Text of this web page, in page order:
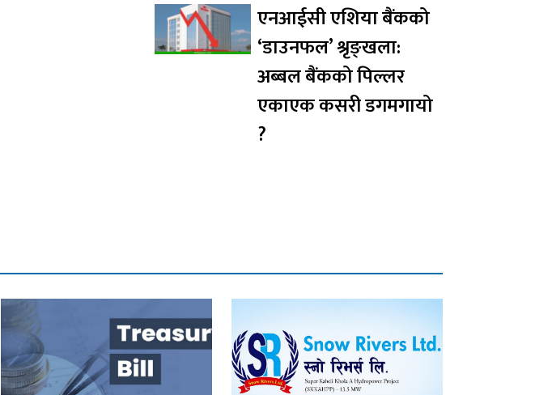
एनआईसी एशिया बैंकको
‘डाउनफल’ श्रृङ्खला:
अब्बल बैंकको पिल्लर
एकाएक कसरी डगमगायो
?